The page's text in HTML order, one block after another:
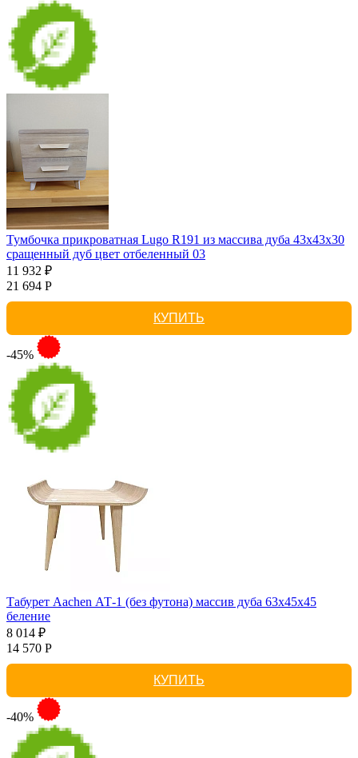
Тумбочка прикроватная Lugo R191 из массива дуба 43х43х30
сращенный дуб цвет отбеленный 03
11 932 ₽
21 694 Р
КУПИТЬ
-45%
Табурет Aachen АТ-1 (без футона) массив дуба 63х45х45
беление
8 014 ₽
14 570 Р
КУПИТЬ
-40%